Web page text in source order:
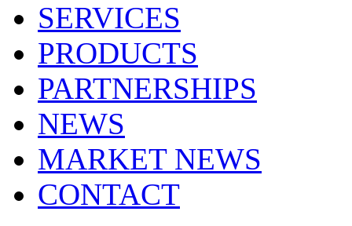
SERVICES
PRODUCTS
PARTNERSHIPS
NEWS
MARKET NEWS
CONTACT